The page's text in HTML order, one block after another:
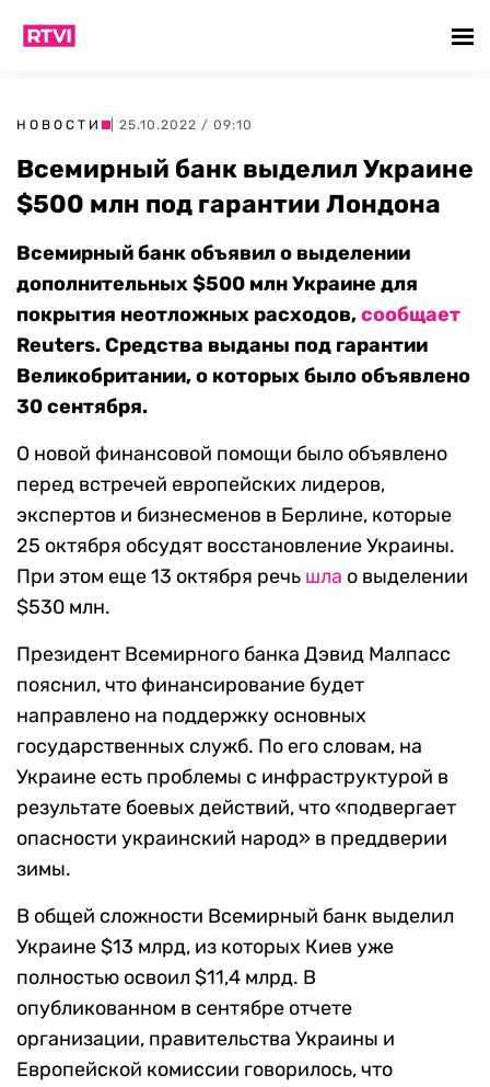
НОВОСТИ | 25.10.2022 / 09:10
Всемирный банк выделил Украине
$500 млн под гарантии Лондона
Всемирный банк объявил о выделении
дополнительных $500 млн Украине для
покрытия неотложных расходов,сообщает
Reuters. Средства выданы под гарантии
Великобритании, о которых было объявлено
30 сентября.
О новой финансовой помощи было объявлено
перед встречей европейских лидеров,
экспертов и бизнесменов в Берлине, которые
25 октября обсудят восстановление Украины.
При этом еще 13 октября речь шла о выделении
$530 млн.
Президент Всемирного банка Дэвид Малпасс
пояснил, что финансирование будет
направлено на поддержку основных
государственных служб. По его словам, на
Украине есть проблемы с инфраструктурой в
результате боевых действий, что «подвергает
опасности украинский народ» в преддверии
зимы.
В общей сложности Всемирный банк выделил
Украине $13 млрд, из которых Киев уже
полностью освоил $11,4 млрд. В
опубликованном в сентябре отчете
организации, правительства Украины и
Европейской комиссии говорилось, что